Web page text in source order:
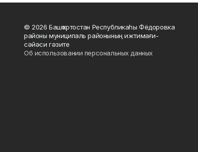
© 2026 Башҡортостан Республикаһы Фёдоровка
районы муниципаль районының ижтимағи-
сәйәси гәзите
Об использовании персональных данных